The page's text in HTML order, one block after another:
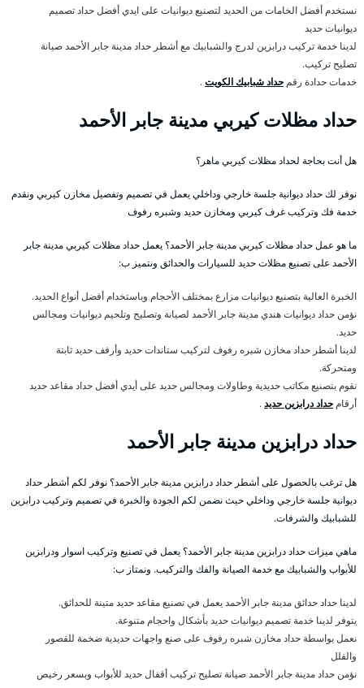
نستخدم أفضل الخامات من الحديد لتصنيع ديوانيات على ايدي أفضل حداد تصميم
ديوانيات حديد
لدينا خدمة تركيب درابزين لدرج والشبابيك مع أشطر حداد مدينة جابر الأحمد صيانة
تصليح تركيب.
خدمات حدادة رقم حداد شبابيك الكويت.
حداد مظلات كيربي مدينة جابر الأحمد
هل أنت بحاجة لحداد مظلات كيربي ماهر؟
نوفر لك حداد ديوانية جلسة خارجي وداخلي يعمل في تصميم وتفصيل مخازن كيربي ونقدم
خدمة فك وتركيب غرف كيربي ومخازن حديد وشبره رفوف
ما هو عمل حداد مظلات كيربي مدينة جابر الأحمد؟ يعمل حداد مظلات كيربي مدينة جابر
الأحمد على تصنيع مظلات حديد للسيارات والحدائق ونتميز ب:
الخبرة العالية بتصنيع ديوانيات مزارع بمختلف الأحجام وباستخدام أفضل أنواع الحديد.
نؤمن حداد ديوانيات هندي مدينة جابر الأحمد لصيانة وتصليح وتلحيم ديوانيات ومجالس
حديد.
لدينا أشطر حداد مخازن شبره رفوف لتركيب ستاندات حديد وأرفف حديد ثابتة
ومتحركة.
نقوم بتصنيع مكاتب حديدية وطاولات ومجالس حديد على أيدي أفضل حداد مقاعد حديد
أرقام حداد درابزين حديد.
حداد درابزين مدينة جابر الأحمد
هل ترغب بالحصول على أشطر حداد درابزين مدينة جابر الأحمد؟ نوفر لكم أشطر حداد
ديوانية جلسة خارجي وداخلي حيث نضمن لكم الجودة والخبرة في تصميم وتركيب درابزين
للشبابيك والشرفات.
ماهي ميزات حداد درابزين مدينة جابر الأحمد؟ يعمل في تصنيع وتركيب اسوار ودرابزين
للأبواب والشبابيك مع خدمة الصيانة والفك والتركيب. ونمتاز ب:
لدينا حداد حدائق مدينة جابر الأحمد يعمل في تصنيع مقاعد حديد متينة للحدائق.
يتوفر لدينا خدمة تصميم ديوانيات حديد بأشكال واحجام متنوعة.
نعمل بواسطة حداد مخازن شبره رفوف على صنع واجهات حديدية ضخمة للقصور
والفلل
نؤمن حداد مدينة جابر الأحمد صيانة تصليح تركيب أقفال حديد للأبواب وبسعر رخيص